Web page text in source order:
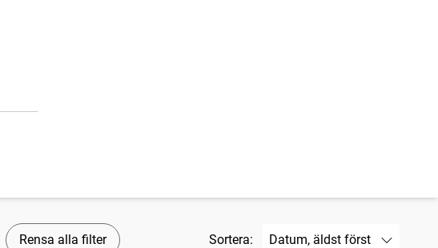
Rensa alla filter Sortera: